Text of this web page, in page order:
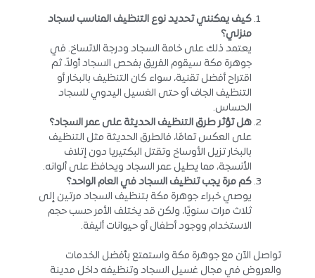
كيف يمكنني تحديد نوع التنظيف المناسب لسجاد
منزلي؟
يعتمد ذلك على خامة السجاد ودرجة الاتساخ. في
جوهرة مكة سيقوم الفريق بفحص السجاد أولاً، ثم
اقتراح أفضل تقنية، سواء كان التنظيف بالبخار أو
التنظيف الجاف أو حتى الغسيل اليدوي للسجاد
الحساس.
هل تؤثر طرق التنظيف الحديثة على عمر السجاد؟
على العكس تمامًا، فالطرق الحديثة مثل التنظيف
بالبخار تزيل الأوساخ وتقتل البكتيريا دون إتلاف
الأنسجة، مما يطيل عمر السجاد ويحافظ على ألوانه.
كم مرة يجب تنظيف السجاد في العام الواحد؟
يوصي خبراء جوهرة مكة بتنظيف السجاد مرتين إلى
ثلاث مرات سنويًا، ولكن قد يختلف الأمر حسب حجم
الاستخدام ووجود أطفال أو حيوانات أليفة.
تواصل الآن مع جوهرة مكة واستمتع بأفضل الخدمات
والعروض في مجال غسيل السجاد وتنظيفه داخل مدينة